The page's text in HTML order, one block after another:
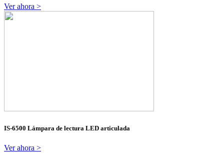
Ver ahora >
IS-6500 Lámpara de lectura LED articulada
Ver ahora >